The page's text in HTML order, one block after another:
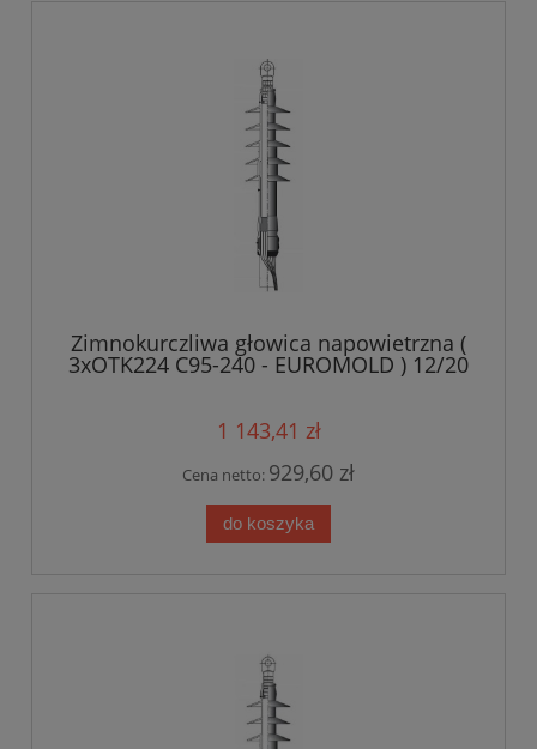
Zimnokurczliwa głowica napowietrzna (
3xOTK224 C95-240 - EUROMOLD ) 12/20
1 143,41 zł
Cena netto: 929,60 zł
do koszyka